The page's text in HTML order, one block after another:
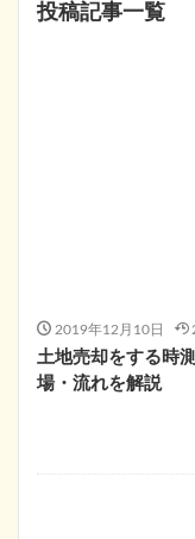
投稿記事一覧
2019年12月10日
土地売却をする時
場・流れを解説